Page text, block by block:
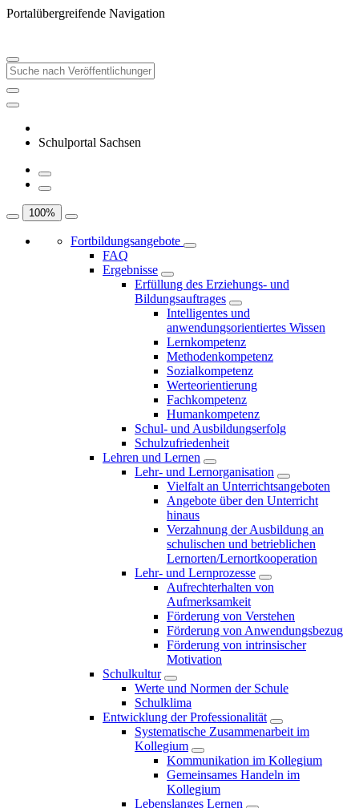
Portalübergreifende Navigation
Schulportal Sachsen
100%
Fortbildungsangebote
FAQ
Ergebnisse
Erfüllung des Erziehungs- und
Bildungsauftrages
Intelligentes und
anwendungsorientiertes Wissen
Lernkompetenz
Methodenkompetenz
Sozialkompetenz
Werteorientierung
Fachkompetenz
Humankompetenz
Schul- und Ausbildungserfolg
Schulzufriedenheit
Lehren und Lernen
Lehr- und Lernorganisation
Vielfalt an Unterrichtsangeboten
Angebote über den Unterricht
hinaus
Verzahnung der Ausbildung an
schulischen und betrieblichen
Lernorten/Lernortkooperation
Lehr- und Lernprozesse
Aufrechterhalten von
Aufmerksamkeit
Förderung von Verstehen
Förderung von Anwendungsbezug
Förderung von intrinsischer
Motivation
Schulkultur
Werte und Normen der Schule
Schulklima
Entwicklung der Professionalität
Systematische Zusammenarbeit im
Kollegium
Kommunikation im Kollegium
Gemeinsames Handeln im
Kollegium
Lebenslanges Lernen